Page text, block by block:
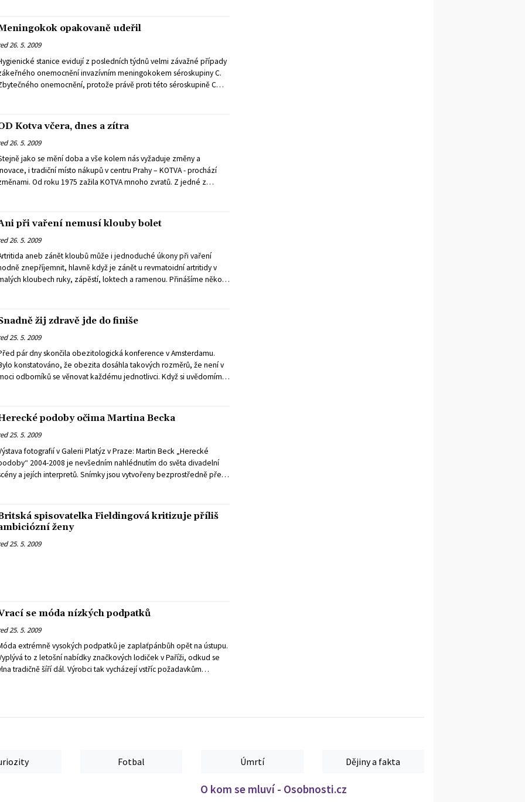
zapracováváme. Jaká je máma k tátovi, jestli se mají rádi, nebo jestli
hádají (a kvůli čemu), jestli tu táta je, nebo jestli je nepřítomný.
i takové maličkosti, jako jakým způsobem si rodiče
projevují lásku, zdali se před námi líbali, jak se vzájemně
dotýkali a jak o sobě mluvili, to vše ovlivňuje náš pozdější způsob
s partnerem. Totéž lze říci o oblíbených pohádkách a
příbězích, které nám byly vyprávěny. Ošklivé káčátko a identifikace s
pohádkové postavy, Indiáni, hrdinové nebo padouchové,
se kterými jsme se cítili dobře, a role, které jsme ve hrách hráli, jsou
životního scénáře.
opakovaně udeřil
26. 5. 2009
stanice evidují z posledních týdnů velmi závažné případy
onemocnění invazívním meningokokem séroskupiny C.
onemocnění, protože právě proti této séroskupině C
Kotva včera, dnes a zítra
26. 5. 2009
jako se mění doba a vše kolem nás vyžaduje změny a
i tradiční místo nákupů v centru Prahy – KOTVA - prochází
Od roku 1975 zažila KOTVA mnoho zvratů. Z jedné z
Po zářivé slávě však následovalo období zapomenutí, kdy v Praze
moderní obchodní centra, která lákala zákazníky na nové
značky a zábavní centra.
při vaření nemusí klouby bolet
26. 5. 2009
aneb zánět kloubů může i jednoduché úkony při vaření
znepříjemnit, hlavně když je zánět u revmatoidní artritidy v
kloubech ruky, zápěstí, loktech a ramenou. Přinášíme několik
Snadně žij zdravě jde do finiše
25. 5. 2009
pár dny skončila obezitologická konference v Amsterdamu.
konstatováno, že obezita dosáhla takových rozměrů, že není v
odborníků se věnovat každému jednotlivci. Když si uvědomíme,
dělat pod lékařským dohledem, zřejmě by kapacita odborníků
podoby očima Martina Becka
25. 5. 2009
fotografií v Galerii Platýz v Praze: Martin Beck „Herecké
2004-2008 je nevšedním nahlédnutím do světa divadelní
a jejích interpretů. Snímky jsou vytvořeny bezprostředně před,
kultury na prknech, která znamenají svět.
spisovatelka Fieldingová kritizuje příliš
ženy
25. 5. 2009
Vrací se móda nízkých podpatků
25. 5. 2009
extrémně vysokých podpatků je zaplaťpánbůh opět na ústupu.
to z letošní nabídky značkových lodiček v Paříži, odkud se
tradičně šíří dál. Výrobci tak vycházejí vstříc požadavkům
Fotbal Úmrtí Dějiny a fakta
O kom se mluví - Osobnosti.cz